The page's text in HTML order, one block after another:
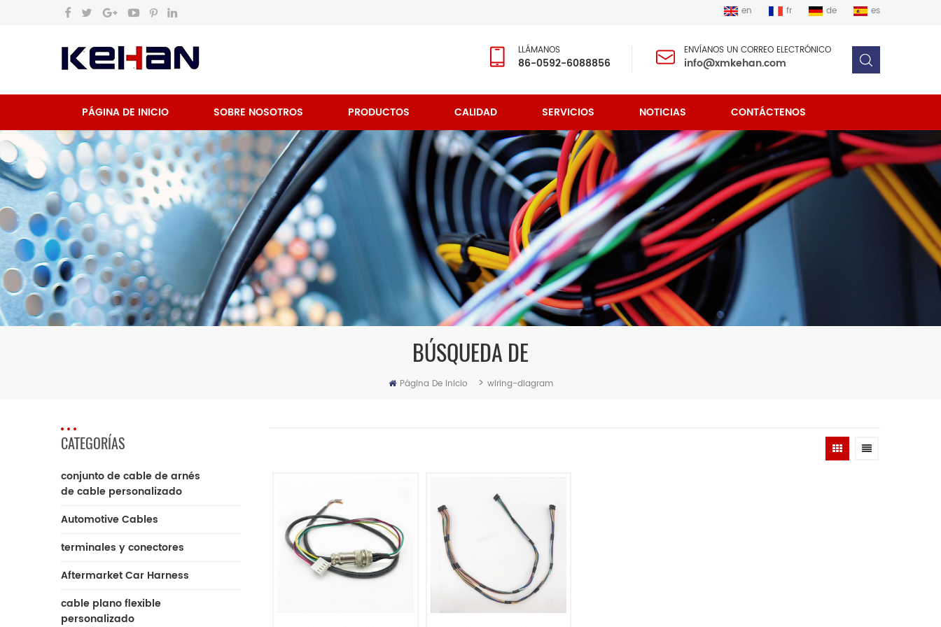
en fr de es
LLÁMANOS
86-0592-6088856
ENVÍANOS UN CORREO ELECTRÓNICO
info@xmkehan.com
PÁGINA DE INICIO SOBRE NOSOTROS PRODUCTOS CALIDAD SERVICIOS NOTICIAS CONTÁCTENOS
BÚSQUEDA DE
Página De Inicio > wiring-diagram
CATEGORÍAS
conjunto de cable de arnés
de cable personalizado
Automotive Cables
terminales y conectores
Aftermarket Car Harness
cable plano flexible
personalizado